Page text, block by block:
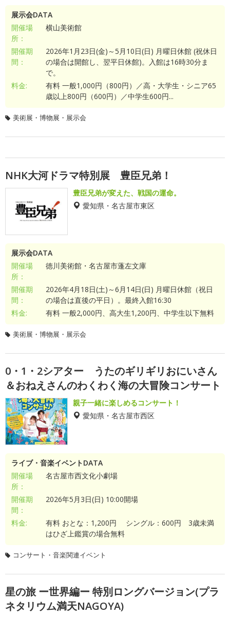
展示会DATA
開催場
所：
横山美術館
開催期
間：
2026年1月23日(金)～5月10日(日) 月曜日休館 (祝休日
の場合は開館し、翌平日休館)。入館は16時30分ま
で。
料金:
有料 一般1,000円（800円）／高・大学生・シニア65
歳以上800円（600円）／中学生600円...
美術展・博物展・展示会
NHK大河ドラマ特別展 豊臣兄弟！
豊臣兄弟が変えた、戦国の運命。
愛知県・名古屋市東区
展示会DATA
開催場
所：
徳川美術館・名古屋市蓬左文庫
開催期
間：
2026年4月18日(土)～6月14日(日) 月曜日休館（祝日
の場合は直後の平日）。最終入館16:30
料金:
有料 一般2,000円、高大生1,200円、中学生以下無料
美術展・博物展・展示会
0・1・2シアター うたのギリギリおにいさん
＆おねえさんのわくわく海の大冒険コンサート
親子一緒に楽しめるコンサート！
愛知県・名古屋市西区
ライブ・音楽イベントDATA
開催場
所：
名古屋市西文化小劇場
開催期
間：
2026年5月3日(日) 10:00開場
料金:
有料 おとな：1,200円 シングル：600円 3歳未満
はひざ上鑑賞の場合無料
コンサート・音楽関連イベント
星の旅 ー世界編ー 特別ロングバージョン(プラ
ネタリウム満天NAGOYA)